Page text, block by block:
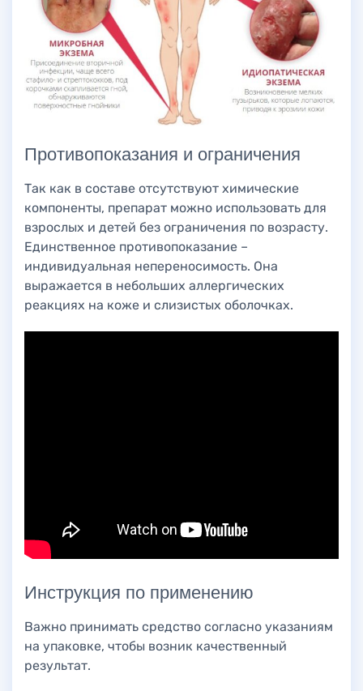
Противопоказания и ограничения
Так как в составе отсутствуют химические
компоненты, препарат можно использовать для
взрослых и детей без ограничения по возрасту.
Единственное противопоказание –
индивидуальная непереносимость. Она
выражается в небольших аллергических
реакциях на коже и слизистых оболочках.
Инструкция по применению
Важно принимать средство согласно указаниям
на упаковке, чтобы возник качественный
результат.